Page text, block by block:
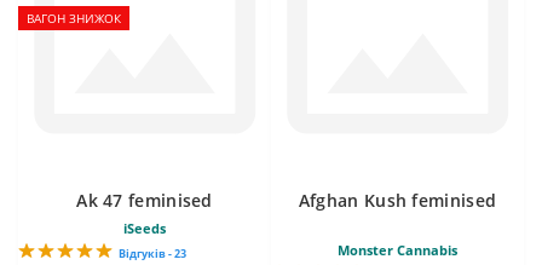
ВАГОН ЗНИЖОК
Ak 47 feminised
iSeeds
Відгуків - 23
Afghan Kush feminised
Monster Cannabis